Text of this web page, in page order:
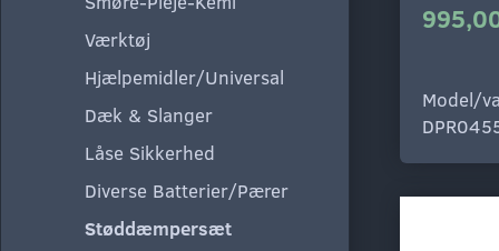
Værktøj
Hjælpemidler/Universal
Dæk & Slanger
Låse Sikkerhed
Diverse Batterier/Pærer
Støddæmpersæt
Model/